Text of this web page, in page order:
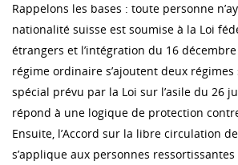
Rappelons les bases : toute personne
nationalité suisse est soumise à la Loi
étrangers et l’intégration du 16 décembre
régime ordinaire s’ajoutent deux
spécial prévu par la Loi sur l’asile du 26
répond à une logique de protection
Ensuite, l’Accord sur la libre circulation
s’applique aux personnes